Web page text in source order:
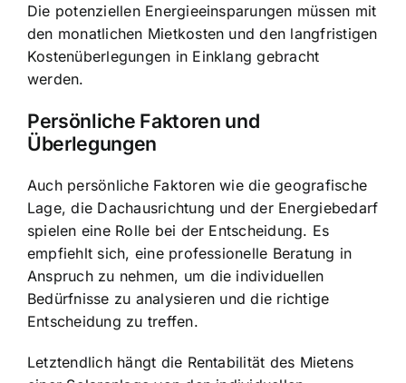
Die potenziellen Energieeinsparungen müssen mit
den monatlichen Mietkosten und den langfristigen
Kostenüberlegungen in Einklang gebracht
werden.
Persönliche Faktoren und
Überlegungen
Auch persönliche Faktoren wie die geografische
Lage, die Dachausrichtung und der Energiebedarf
spielen eine Rolle bei der Entscheidung. Es
empfiehlt sich, eine professionelle Beratung in
Anspruch zu nehmen, um die individuellen
Bedürfnisse zu analysieren und die richtige
Entscheidung zu treffen.
Letztendlich hängt die Rentabilität des Mietens